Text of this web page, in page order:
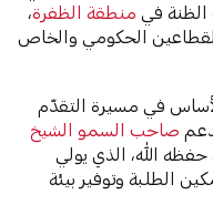
الظنة في منطقة الظفرة،
الحكومي والخاص
في مسيرة التقدّم
صاحب السمو الشيخ
حفظه الله، الذي يولي
الطلبة وتوفير بيئة